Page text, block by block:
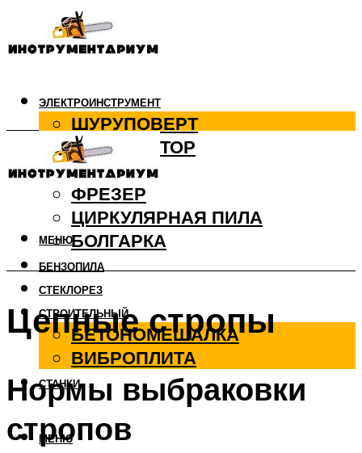
ЭЛЕКТРОИНСТРУМЕНТ
ШУРУПОВЕРТ
ПЕРФОРАТОР
ДРЕЛЬ
ФРЕЗЕР
ЦИРКУЛЯРНАЯ ПИЛА
БОЛГАРКА
БЕНЗОПИЛА
СТЕКЛОРЕЗ
СТРОИТЕЛЬНЫЙ
БЕТОНОМЕШАЛКА
ВИБРОПЛИТА
СТАНКИ
МЕНЮ
МЕНЮ
Цепные стропы
Нормы выбраковки
стропов